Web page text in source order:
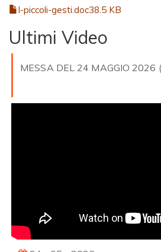
I-piccoli-gesti.doc38.5 KB
Ultimi Video
MESSA DEL 24 MAGGIO 2026